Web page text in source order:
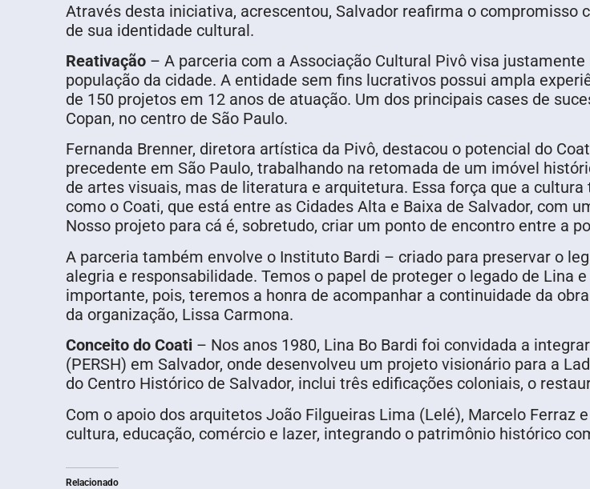
Através desta iniciativa, acrescentou, Salvador reafirma o
de sua identidade cultural.
Reativação – A parceria com a Associação Cultural Pivô visa
população da cidade. A entidade sem fins lucrativos possui ampla
de 150 projetos em 12 anos de atuação. Um dos principais cases de
Copan, no centro de São Paulo.
Fernanda Brenner, diretora artística da Pivô, destacou o potencial do
precedente em São Paulo, trabalhando na retomada de um imóvel
de artes visuais, mas de literatura e arquitetura. Essa força que a
como o Coati, que está entre as Cidades Alta e Baixa de Salvador, com
Nosso projeto para cá é, sobretudo, criar um ponto de encontro entre a
A parceria também envolve o Instituto Bardi – criado para preservar o
alegria e responsabilidade. Temos o papel de proteger o legado de Lina
importante, pois, teremos a honra de acompanhar a continuidade da
da organização, Lissa Carmona.
Conceito do Coati – Nos anos 1980, Lina Bo Bardi foi convidada a
(PERSH) em Salvador, onde desenvolveu um projeto visionário para a
do Centro Histórico de Salvador, inclui três edificações coloniais, o
Com o apoio dos arquitetos João Filgueiras Lima (Lelé), Marcelo Ferraz
cultura, educação, comércio e lazer, integrando o patrimônio histórico
Relacionado